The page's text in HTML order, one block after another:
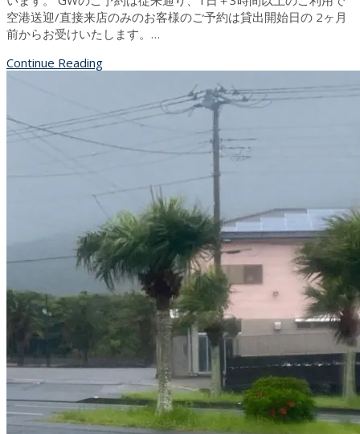
空港送迎/直接来店のみのお客様のご予約は貸出開始日の 2ヶ月
前からお受けいたします。…
Continue Reading